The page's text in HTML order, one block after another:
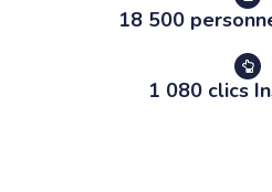
18 500
1 080 clics